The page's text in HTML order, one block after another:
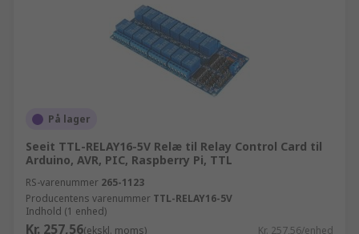
På lager
Seeit TTL-RELAY16-5V Relæ til Relay Control Card til
Arduino, AVR, PIC, Raspberry Pi, TTL
RS-varenummer 265-1123
Producentens varenummer TTL-RELAY16-5V
Indhold (1 enhed)
Kr. 257,56(ekskl. moms) Kr. 257,56/enhed